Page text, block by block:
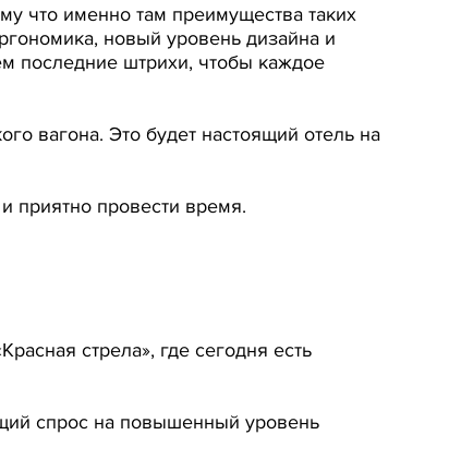
что именно там преимущества таких
новый уровень дизайна и
последние штрихи, чтобы каждое
вагона. Это будет настоящий отель на
приятно провести время.
стрела», где сегодня есть
спрос на повышенный уровень